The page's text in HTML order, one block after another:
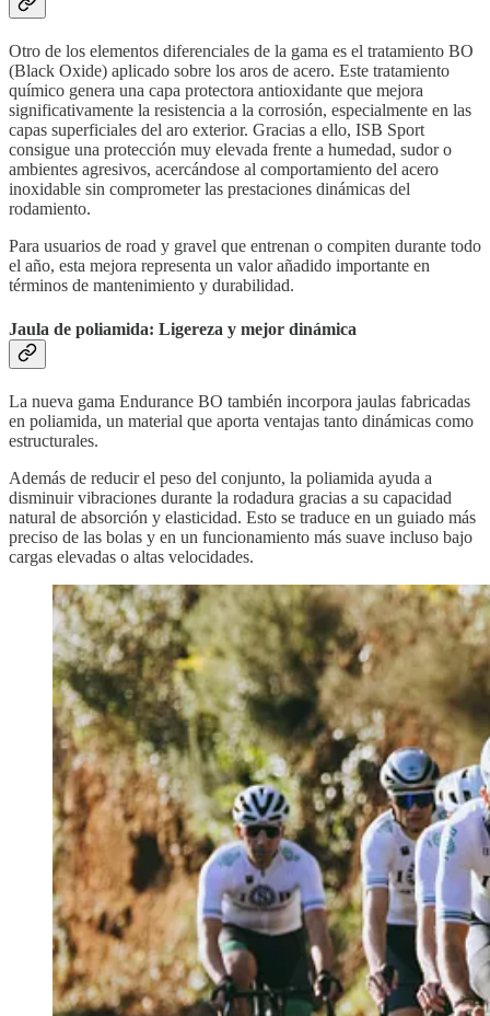
Otro de los elementos diferenciales de la gama es el tratamiento BO
(Black Oxide) aplicado sobre los aros de acero. Este tratamiento
químico genera una capa protectora antioxidante que mejora
significativamente la resistencia a la corrosión, especialmente en las
capas superficiales del aro exterior. Gracias a ello, ISB Sport
consigue una protección muy elevada frente a humedad, sudor o
ambientes agresivos, acercándose al comportamiento del acero
inoxidable sin comprometer las prestaciones dinámicas del
rodamiento.
Para usuarios de road y gravel que entrenan o compiten durante todo
el año, esta mejora representa un valor añadido importante en
términos de mantenimiento y durabilidad.
Jaula de poliamida: Ligereza y mejor dinámica
La nueva gama Endurance BO también incorpora jaulas fabricadas
en poliamida, un material que aporta ventajas tanto dinámicas como
estructurales.
Además de reducir el peso del conjunto, la poliamida ayuda a
disminuir vibraciones durante la rodadura gracias a su capacidad
natural de absorción y elasticidad. Esto se traduce en un guiado más
preciso de las bolas y en un funcionamiento más suave incluso bajo
cargas elevadas o altas velocidades.